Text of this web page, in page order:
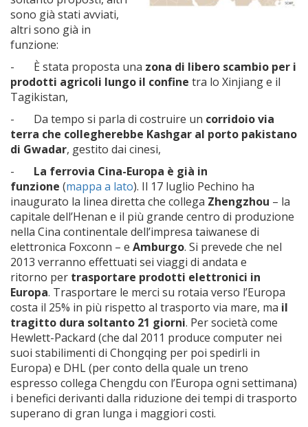
sono già stati avviati,
altri sono già in
funzione:
- È stata proposta una zona di libero scambio per i
prodotti agricoli lungo il confine tra lo Xinjiang e il
Tagikistan,
- Da tempo si parla di costruire un corridoio via
terra che collegherebbe Kashgar al porto pakistano
di Gwadar, gestito dai cinesi,
-
La ferrovia Cina-Europa è già in
funzione (mappa a lato). Il 17 luglio Pechino ha
inaugurato la linea diretta che collega Zhengzhou – la
capitale dell’Henan e il più grande centro di produzione
nella Cina continentale dell’impresa taiwanese di
elettronica Foxconn – e Amburgo. Si prevede che nel
2013 verranno effettuati sei viaggi di andata e
ritorno per trasportare prodotti elettronici in
Europa. Trasportare le merci su rotaia verso l’Europa
costa il 25% in più rispetto al trasporto via mare, ma il
tragitto dura soltanto 21 giorni. Per società come
Hewlett-Packard (che dal 2011 produce computer nei
suoi stabilimenti di Chongqing per poi spedirli in
Europa) e DHL (per conto della quale un treno
espresso collega Chengdu con l’Europa ogni settimana)
i benefici derivanti dalla riduzione dei tempi di trasporto
superano di gran lunga i maggiori costi.